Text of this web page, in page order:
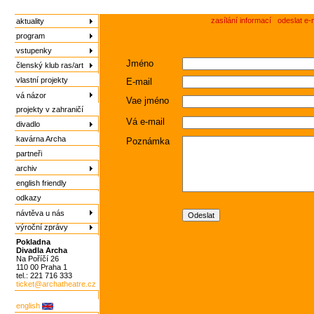
aktuality
program
vstupenky
členský klub ras/art
vlastní projekty
vá názor
projekty v zahraničí
divadlo
kavárna Archa
partneři
archiv
english friendly
odkazy
návtěva u nás
výroční zprávy
Pokladna
Divadla Archa
Na Poříčí 26
110 00 Praha 1
tel.: 221 716 333
ticket@archatheatre.cz
english
zasílání informací odeslat e-
Jméno
E-mail
Vae jméno
Vá e-mail
Poznámka